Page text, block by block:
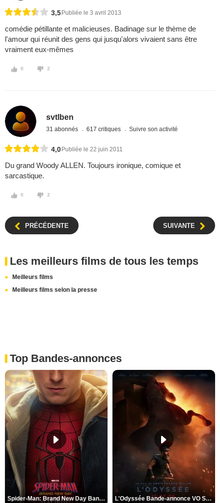
3,5 Publiée le 3 avril 2013
comédie pétillante et malicieuses. Badinage sur le thème de
l'amour qui réunit des gens qui jusqu'alors vivaient sans être
vraiment eux-mêmes
0 2
svtlben
31 abonnés 617 critiques Suivre son activité
4,0 Publiée le 22 juin 2011
Du grand Woody ALLEN. Toujours ironique, comique et
sarcastique.
0 2
PRÉCÉDENTE SUIVANTE
Les meilleurs films de tous les temps
Meilleurs films
Meilleurs films selon la presse
Top Bandes-annonces
Spider-Man: Brand New Day Bande-annonce VO STFR L'Odyssée Bande-annonce VO STFR